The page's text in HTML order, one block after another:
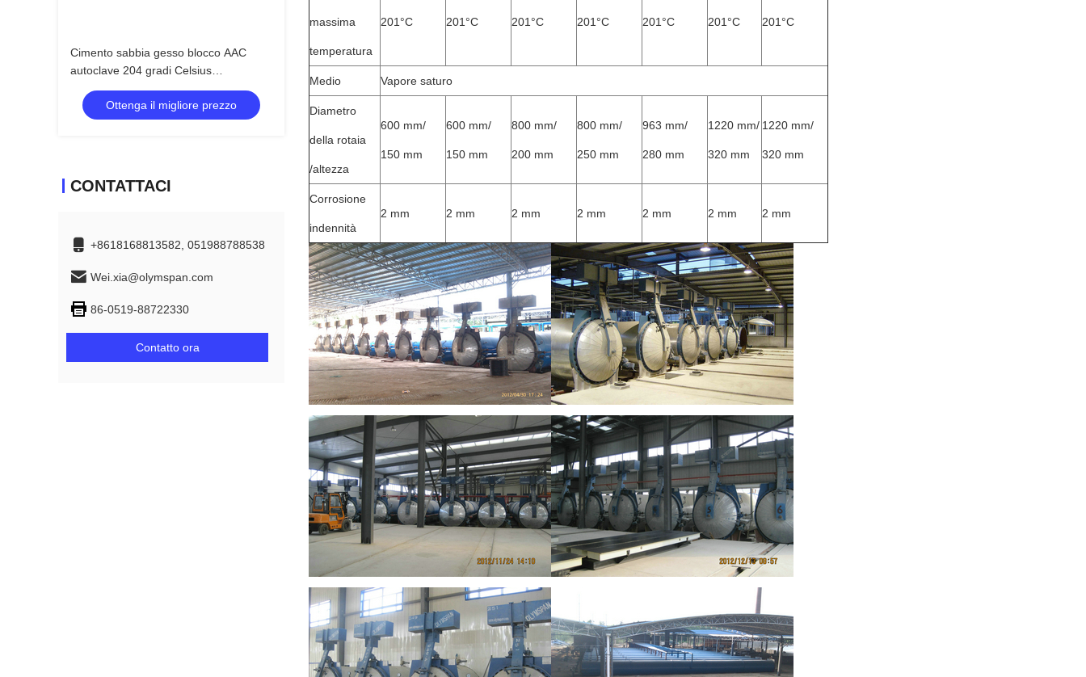
Cimento sabbia gesso blocco AAC
autoclave 204 gradi Celsius
temperatura di progettazione
Ottenga il migliore prezzo
CONTATTACI
+8618168813582, 051988788538
Wei.xia@olymspan.com
86-0519-88722330
Contatto ora
massima
temperatura
201°C 201°C 201°C 201°C 201°C 201°C 201°C
Medio Vapore saturo
Diametro
della rotaia
/altezza
600 mm/
150 mm
600 mm/
150 mm
800 mm/
200 mm
800 mm/
250 mm
963 mm/
280 mm
1220 mm/
320 mm
1220 mm/
320 mm
Corrosione
indennità
2 mm 2 mm 2 mm 2 mm 2 mm 2 mm 2 mm